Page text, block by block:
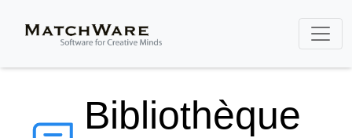
Bibliothèque